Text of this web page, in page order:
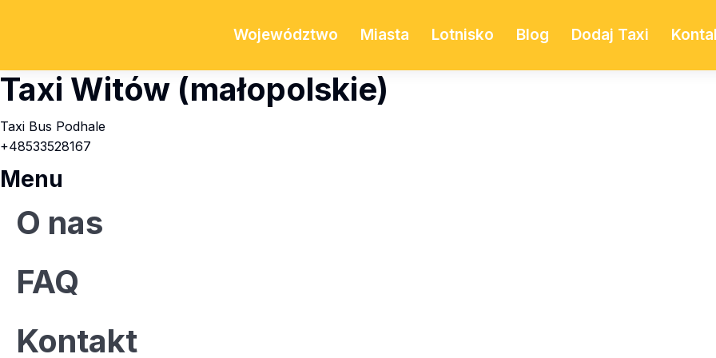
Województwo Miasta Lotnisko Blog Dodaj Taxi
Taxi Witów (małopolskie)
Taxi Bus Podhale
+48533528167
Menu
O nas
FAQ
Kontakt